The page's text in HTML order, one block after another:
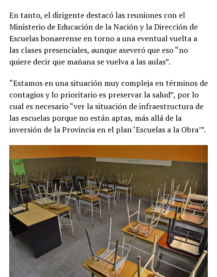
En tanto, el dirigente destacó las reuniones con el
Ministerio de Educación de la Nación y la Dirección de
Escuelas bonaerense en torno a una eventual vuelta a
las clases presenciales, aunque aseveró que eso “no
quiere decir que mañana se vuelva a las aulas”.
“Estamos en una situación muy compleja en términos de
contagios y lo prioritario es preservar la salud”, por lo
cual es necesario “ver la situación de infraestructura de
las escuelas porque no están aptas, más allá de la
inversión de la Provincia en el plan ‘Escuelas a la Obra’”.